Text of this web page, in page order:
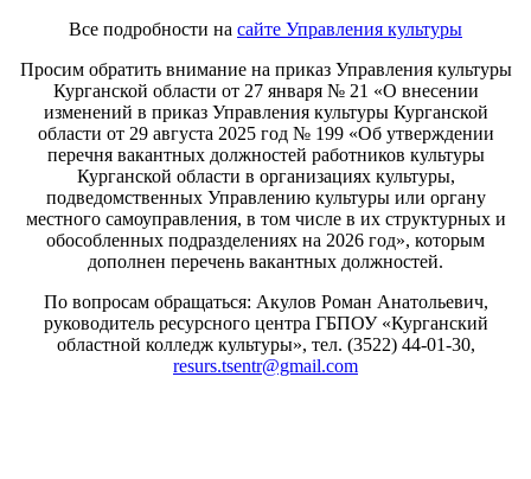
Все подробности на сайте Управления культуры
Просим обратить внимание на приказ Управления культуры
Курганской области от 27 января № 21 «О внесении
изменений в приказ Управления культуры Курганской
области от 29 августа 2025 год № 199 «Об утверждении
перечня вакантных должностей работников культуры
Курганской области в организациях культуры,
подведомственных Управлению культуры или органу
местного самоуправления, в том числе в их структурных и
обособленных подразделениях на 2026 год», которым
дополнен перечень вакантных должностей.
По вопросам обращаться: Акулов Роман Анатольевич,
руководитель ресурсного центра ГБПОУ «Курганский
областной колледж культуры», тел. (3522) 44-01-30,
resurs.tsentr@gmail.com